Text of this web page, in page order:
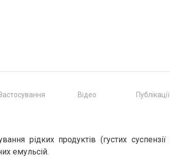
Відео Публікації
рідких продуктів (густих суспензії
емульсій.